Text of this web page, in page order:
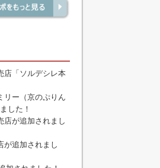
店「ソルデシレ本
リー（京のぷりん
した！
が追加されまし
が追加されまし